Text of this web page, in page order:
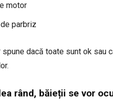
motor
parbriz
dacă toate sunt ok sau
rând, băieții se vor